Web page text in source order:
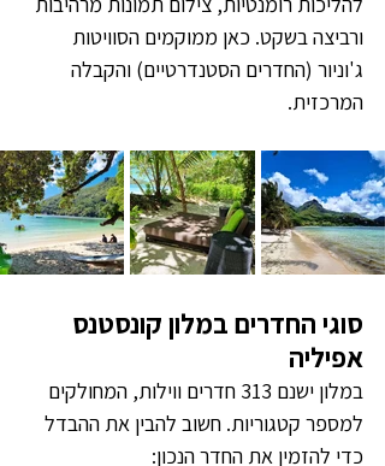
ורביצה בשקט. כאן ממוקמים הסוויטות
ג'וניור (החדרים הסטנדרטיים) והקבלה
המרכזית.
סוגי החדרים במלון קונסטנס
אפיליה
במלון ישנם 313 חדרים ווילות, המחולקים
למספר קטגוריות. חשוב להבין את ההבדל
כדי להזמין את החדר הנכון: